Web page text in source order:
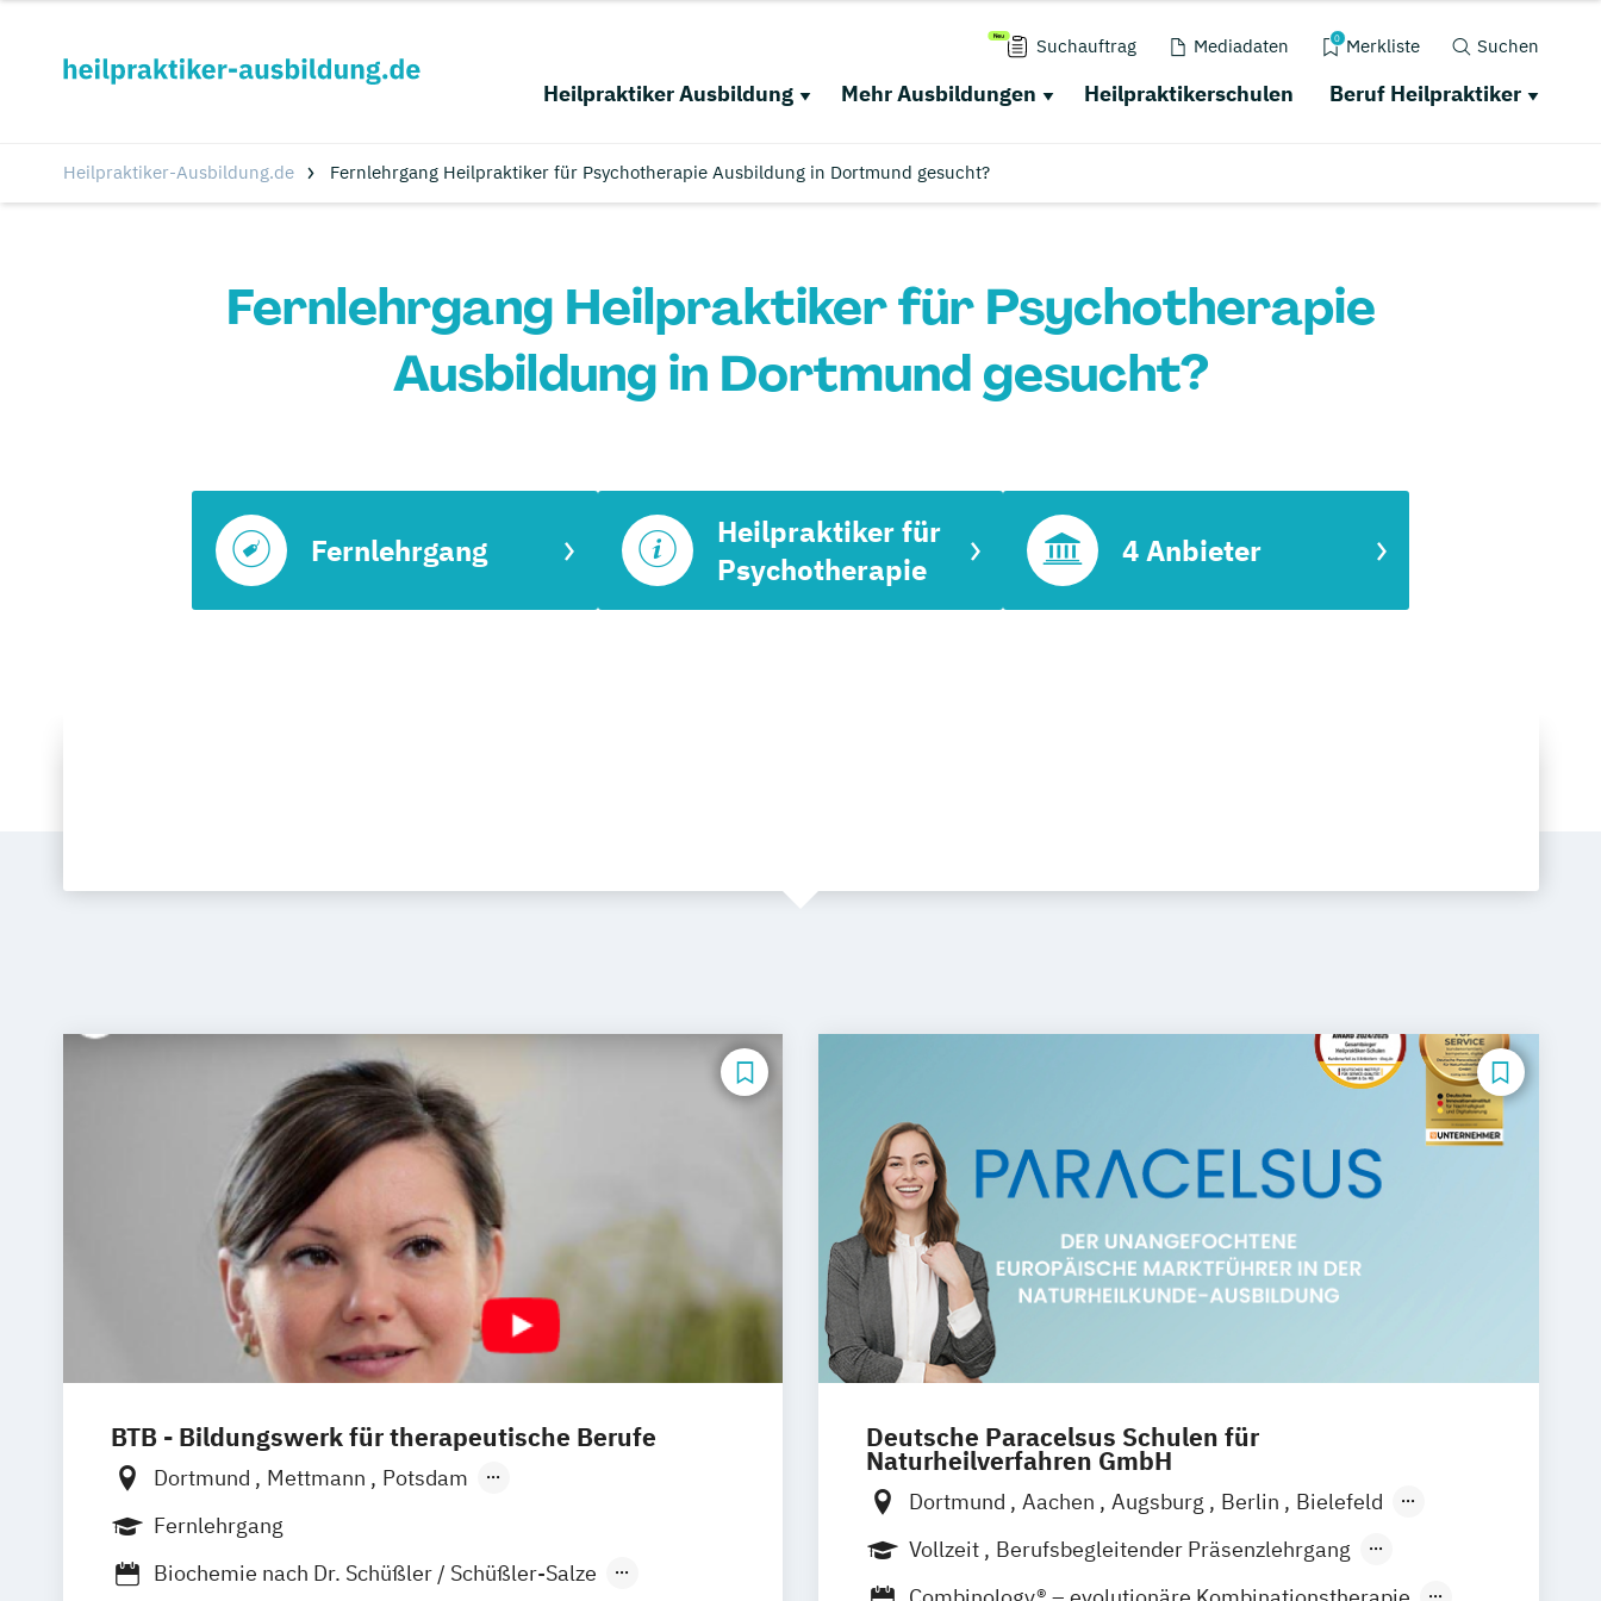
Suchauftrag Mediadaten 0 Merkliste Suchen
Heilpraktiker Ausbildung Mehr Ausbildungen Heilpraktikerschulen Beruf Heilpraktiker
Heilpraktiker-Ausbildung.de Fernlehrgang Heilpraktiker für Psychotherapie Ausbildung in Dortmund gesucht?
Fernlehrgang Heilpraktiker für Psychotherapie
Ausbildung in Dortmund gesucht?
Fernlehrgang
Heilpraktiker für
Psychotherapie
4 Anbieter
BTB - Bildungswerk für therapeutische Berufe
Dortmund Mettmann
Potsdam
Remscheid (Hauptsitz)
Hamburg
Leichlingen
Horstmar Neustadt an der Weinstraße Pirmasens
Fernlehrgang
Biochemie nach Dr. Schüßler / Schüßler-Salze
Deutsche Paracelsus Schulen für
Naturheilverfahren GmbH
Dortmund Aachen Augsburg Berlin
Bielefeld
Braunschweig
Bremen Chemnitz
Dresden
Düsseldorf
Erfurt
Frankfurt am Main
Vollzeit
Berufsbegleitender Präsenzlehrgang
Fernlehrgang